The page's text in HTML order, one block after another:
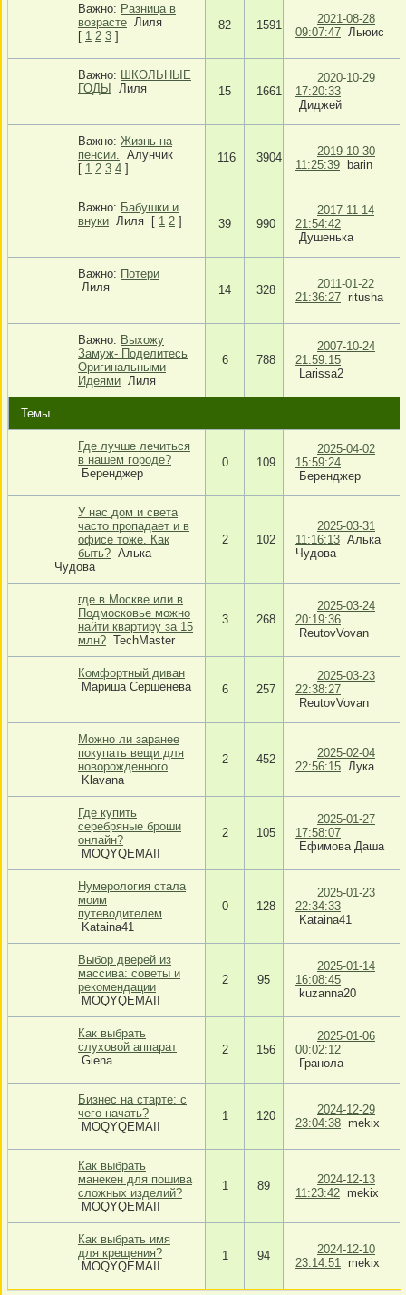
Важно: Разница в
возрасте Лиля
[ 1 2 3 ]
82 1591
2021-08-28
09:07:47 Льюис
Важно:
ШКОЛЬНЫЕ
ГОДЫ
Лиля 15 1661
2020-10-29
17:20:33
Диджей
Важно: Жизнь на
пенсии.
Алунчик
[ 1 2 3 4 ]
116 3904
2019-10-30
11:25:39
barin
Важно: Бабушки и
внуки Лиля [ 1 2 ] 39 990
2017-11-14
21:54:42
Душенька
Важно: Потери
Лиля
14 328
2011-01-22
21:36:27 ritusha
Важно: Выхожу
Замуж- Поделитесь
Оригинальными
Идеями Лиля
6 788
2007-10-24
21:59:15
Larissa2
Темы
Где лучше лечиться
в нашем городе?
Беренджер
0 109
2025-04-02
15:59:24
Беренджер
У нас дом и света
часто пропадает и в
офисе тоже. Как
быть? Алька
Чудова
2 102
2025-03-31
11:16:13 Алька
Чудова
где в Москве или в
Подмосковье можно
найти квартиру за 15
млн? TechMaster
3 268
2025-03-24
20:19:36
ReutovVovan
Комфортный диван
Мариша Сершенева
6 257
2025-03-23
22:38:27
ReutovVovan
Можно ли заранее
покупать вещи для
новорожденного
Klavana
2 452
2025-02-04
22:56:15 Лука
Где купить
серебряные броши
онлайн?
MOQYQEMAII
2 105
2025-01-27
17:58:07
Ефимова Даша
Нумерология стала
моим
путеводителем
Kataina41
0 128
2025-01-23
22:34:33
Kataina41
Выбор дверей из
массива: советы и
рекомендации
MOQYQEMAII
2 95
2025-01-14
16:08:45
kuzanna20
Как выбрать
слуховой аппарат
Giena
2 156
2025-01-06
00:02:12
Гранола
Бизнес на старте: с
чего начать?
MOQYQEMAII
1 120
2024-12-29
23:04:38 mekix
Как выбрать
манекен для пошива
сложных изделий?
MOQYQEMAII
1 89
2024-12-13
11:23:42 mekix
Как выбрать имя
для крещения?
MOQYQEMAII
1 94
2024-12-10
23:14:51
mekix